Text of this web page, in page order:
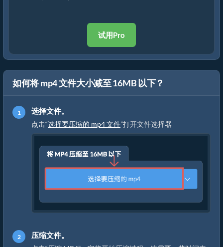
试用Pro
如何将 mp4 文件大小减至 16MB 以下？
选择文件。
点击“选择要压缩的 mp4 文件”打开文件选择器
压缩文件。